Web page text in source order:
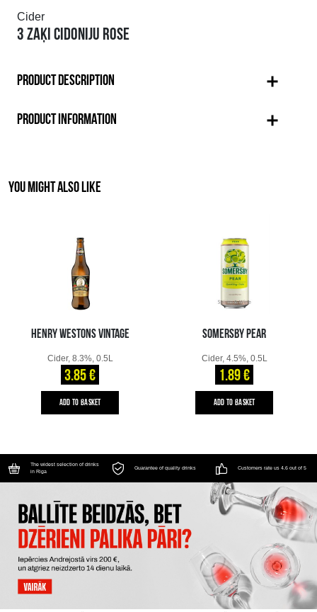
Cider
3 ZAĶI CIDONIJU ROSE
PRODUCT DESCRIPTION
PRODUCT INFORMATION
YOU MIGHT ALSO LIKE
HENRY WESTONS VINTAGE
Cider, 8.3%, 0.5L
3.85 €
ADD TO BASKET
SOMERSBY PEAR
Cider, 4.5%, 0.5L
1.89 €
ADD TO BASKET
The widest selection of drinks
in Riga
Guarantee of quality drinks Customers rate us 4.6 out of 5